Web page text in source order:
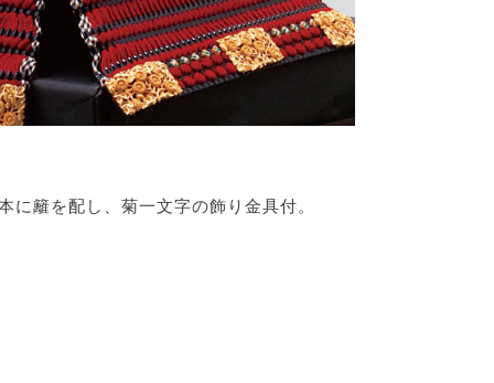
籬を配し、菊一文字の飾り金具付。